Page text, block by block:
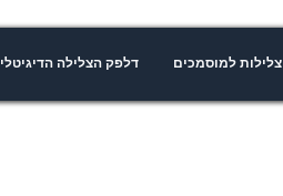
צלילות למוסמכים דלפק הצלילה הדיגיטלי